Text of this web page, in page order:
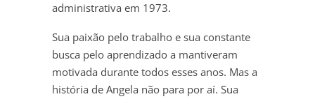
administrativa em 1973.
Sua paixão pelo trabalho e sua constante
busca pelo aprendizado a mantiveram
motivada durante todos esses anos. Mas a
história de Angela não para por aí. Sua